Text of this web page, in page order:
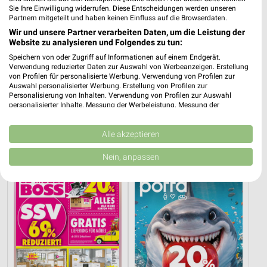
6,9 km 12,3 km
Gültig bis Do. 27.08.
porta
Sie Ihre Einwilligung widerrufen. Diese Entscheidungen werden unseren
Partnern mitgeteilt und haben keinen Einfluss auf die Browserdaten.
Wir und unsere Partner verarbeiten Daten, um die Leistung der
Website zu analysieren und Folgendes zu tun:
Speichern von oder Zugriff auf Informationen auf einem Endgerät.
Verwendung reduzierter Daten zur Auswahl von Werbeanzeigen. Erstellung
von Profilen für personalisierte Werbung. Verwendung von Profilen zur
Auswahl personalisierter Werbung. Erstellung von Profilen zur
Personalisierung von Inhalten. Verwendung von Profilen zur Auswahl
personalisierter Inhalte. Messung der Werbeleistung. Messung der
Kombinationen von Daten aus verschiedenen Quellen. Entwicklung und
Verbesserung der Angebote. Verwendung reduzierter Daten zur Auswahl
von Inhalten.
Daten können außerhalb der Europäischen Union weitergegeben und in die
USA gesendet werden.
Website/App.
Partnerliste anzeigen (1 IAB-Anbieter)
Wir nutzen Ihre Daten für folgende Zwecke:
IAB-Verarbeitungszwecke:
Speichern von oder Zugriff auf Informationen
auf einem Endgerät
Alle akzeptieren
Nein, anpassen